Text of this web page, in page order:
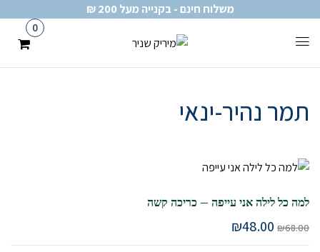
משלוח חינם - בקנייה מעל 200 ₪
0
תמר נהיר-ינאי
למה כל לילה אני עייפה – כריכה קשה
₪68.00
₪48.00